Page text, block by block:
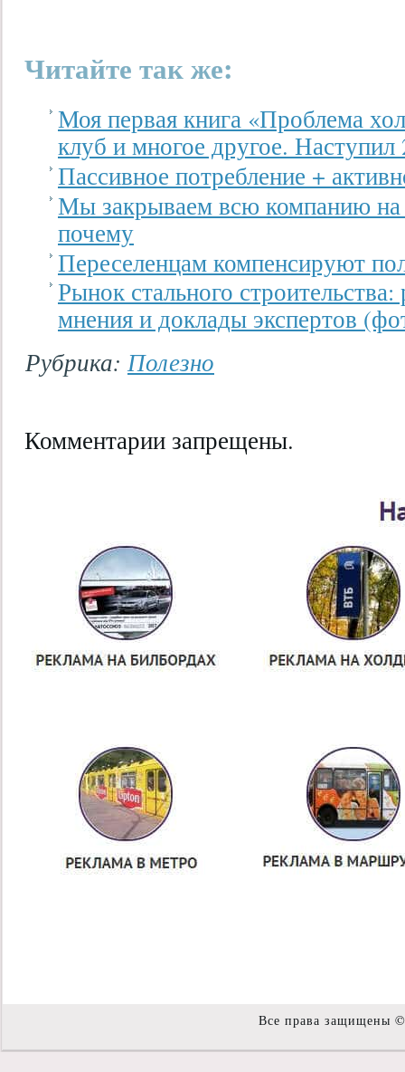
Читайте так же:
Моя первая книга «Проблема
клуб и многое другое. Наступил
Пассивное потребление +
Мы закрываем всю компанию
почему
Переселенцам компенсируют
Рынок стального
мнения и доклады экспертов
Рубрика:Полезно
Комментарии запрещены.
Все права защищены